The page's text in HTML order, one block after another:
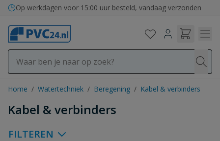
Ga naar de inhoud
Bezorging in binnen- en buitenland
Home / Watertechniek / Beregening / Kabel & verbinders
Kabel & verbinders
FILTEREN